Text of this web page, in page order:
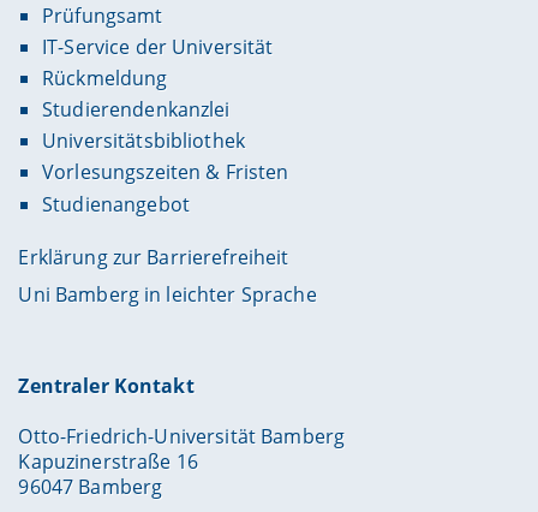
Prüfungsamt
IT-Service der Universität
Rückmeldung
Studierendenkanzlei
Universitätsbibliothek
Vorlesungszeiten & Fristen
Studienangebot
Erklärung zur Barrierefreiheit
Uni Bamberg in leichter Sprache
Zentraler Kontakt
Otto-Friedrich-Universität Bamberg
Kapuzinerstraße 16
96047 Bamberg